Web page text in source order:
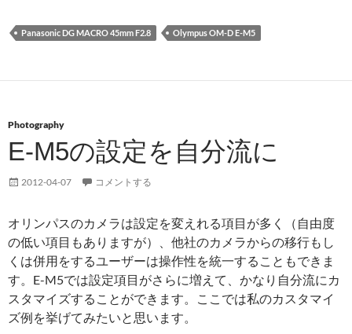
Panasonic DG MACRO 45mm F2.8 Olympus OM-D E-M5
Photography
E-M5の設定を自分流に
2012-04-07 コメントする
オリンパスのカメラは設定を変えれる項目が多く（自由度
の低い項目もありますが）、他社のカメラからの移行もし
くは併用をするユーザーは操作性を統一することもできま
す。E-M5では設定項目がさらに増えて、かなり自分流にカ
スタマイズすることができます。ここでは私のカスタマイ
ズ例を挙げてみたいと思います。